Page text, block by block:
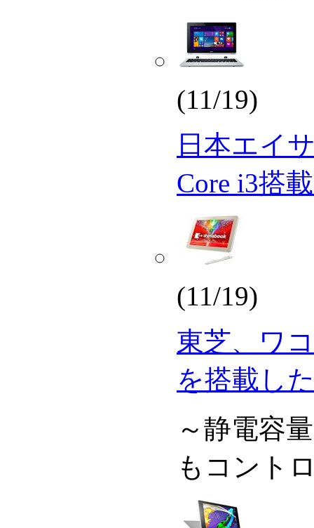
(11/19)
日本エイ
Core i3搭
(11/19)
東芝、ワ
を搭載し
～静電容
もコント